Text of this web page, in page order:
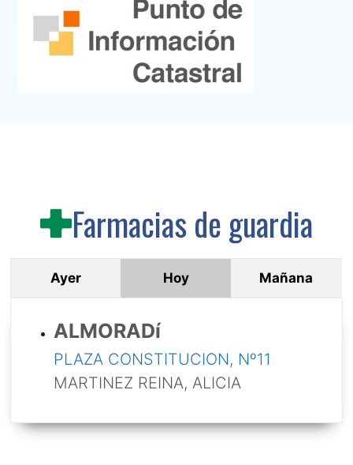
Farmacias de guardia
Ayer Hoy Mañana
ALMORADí
PLAZA CONSTITUCION, Nº11
MARTINEZ REINA, ALICIA